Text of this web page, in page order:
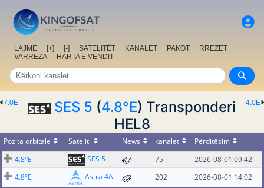
LAJME [+] [-] SATELITËT KANALET PAKOT
RREZET
VARREZA
HARTA E VENDIT
4.0E
7.0E SES 5 (4.8°E) Transponderi
HEL8
Pozita orbitale Sateliti News kanalet
Përditësim
4.8°E
SES 5 75
2026-08-01 09:42
4.8°E
Astra 4A 202 2026-08-01 14:02